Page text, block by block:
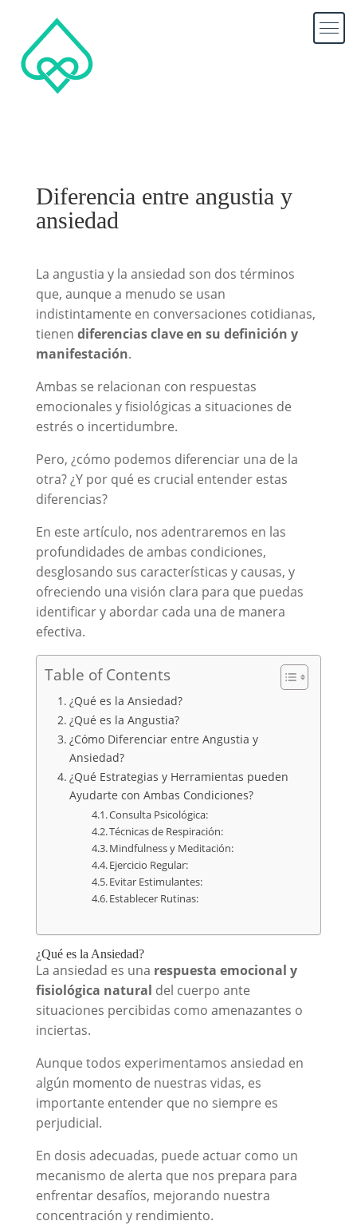
Diferencia entre angustia y
ansiedad
La angustia y la ansiedad son dos términos
que, aunque a menudo se usan
indistintamente en conversaciones cotidianas,
tienen diferencias clave en su definición y
manifestación.
Ambas se relacionan con respuestas
emocionales y fisiológicas a situaciones de
estrés o incertidumbre.
Pero, ¿cómo podemos diferenciar una de la
otra? ¿Y por qué es crucial entender estas
diferencias?
En este artículo, nos adentraremos en las
profundidades de ambas condiciones,
desglosando sus características y causas, y
ofreciendo una visión clara para que puedas
identificar y abordar cada una de manera
efectiva.
Table of Contents
¿Qué es la Ansiedad?
¿Qué es la Angustia?
¿Cómo Diferenciar entre Angustia y
Ansiedad?
¿Qué Estrategias y Herramientas pueden
Ayudarte con Ambas Condiciones?
Consulta Psicológica:
Técnicas de Respiración:
Mindfulness y Meditación:
Ejercicio Regular:
Evitar Estimulantes:
Establecer Rutinas:
¿Qué es la Ansiedad?
La ansiedad es una respuesta emocional y
fisiológica natural del cuerpo ante
situaciones percibidas como amenazantes o
inciertas.
Aunque todos experimentamos ansiedad en
algún momento de nuestras vidas, es
importante entender que no siempre es
perjudicial.
En dosis adecuadas, puede actuar como un
mecanismo de alerta que nos prepara para
enfrentar desafíos, mejorando nuestra
concentración y rendimiento.